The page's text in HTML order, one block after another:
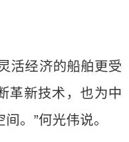
活经济的船舶更受
革新技术，也为中
。”何光伟说。